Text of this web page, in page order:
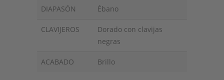
DIAPASÓN Ébano
CLAVIJEROS
Dorado con clavijas
negras
ACABADO Brillo